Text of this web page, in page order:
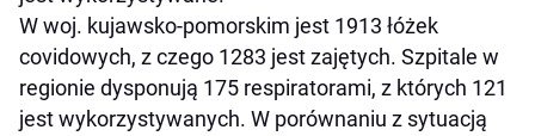
W woj. kujawsko-pomorskim jest 1913 łóżek
covidowych, z czego 1283 jest zajętych. Szpitale w
regionie dysponują 175 respiratorami, z których 121
jest wykorzystywanych. W porównaniu z sytuacją